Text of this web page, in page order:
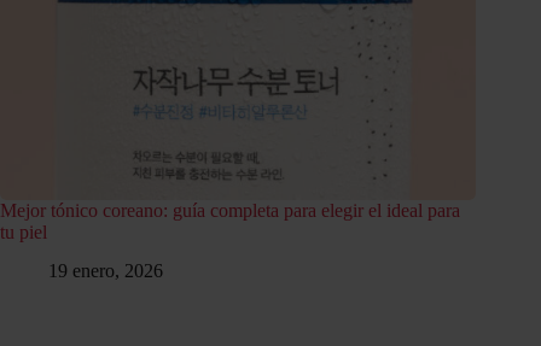
Mejor tónico coreano: guía completa para elegir el ideal para
tu piel
19 enero, 2026